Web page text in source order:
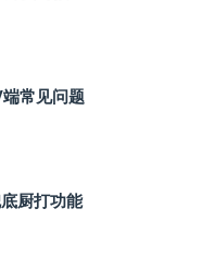
常见问题
厨打功能